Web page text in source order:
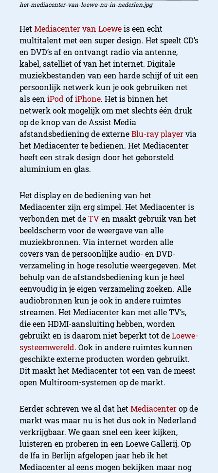
het-mediacenter-van-loewe-nu-in-nederlan.jpg
HetMediacenter van Loeweis een echt
multitalent met een super design. Het speelt CD’s
en DVD’s af en ontvangt radio via antenne,
kabel, satelliet of van het internet. Digitale
muziekbestanden van een harde schijf of uit een
persoonlijk netwerk kun je ook gebruiken net
als een iPod ofiPhone. Het is binnen het
netwerk ook mogelijk om met slechts één druk
op de knop van de Assist Media
afstandsbediening de externeBlu-ray playervia
het Mediacenter te bedienen. Het Mediacenter
heeft een strak design door het geborsteld
aluminium en glas.
Het display en de bediening van het
Mediacenter zijn erg simpel. Het Mediacenter is
verbonden met deTVen maakt gebruik van het
beeldscherm voor de weergave van alle
muziekbronnen. Via internet worden alle
covers van de persoonlijke audio- en DVD-
verzameling in hoge resolutie weergegeven. Met
behulp van de afstandsbediening kun je heel
eenvoudig in je eigen verzameling zoeken. Alle
audiobronnen kun je ook in andere ruimtes
streamen. Het Mediacenter kan met alle TV’s,
die een HDMI-aansluiting hebben, worden
gebruikt en is daarom niet beperkt tot deLoewe-
systeemwereld. Ook in andere ruimtes kunnen
geschikte externe producten worden gebruikt.
Dit maakt het Mediacenter tot een van de meest
open Multiroom-systemen op de markt.
Eerder schreven we al dat hetMediacenterop de
markt was maar nu is het dus ook in Nederland
verkrijgbaar. We gaan snel een keer kijken,
luisteren en proberen in een Loewe Gallerij. Op
de Ifa in Berlijn afgelopen jaar heb ik het
Mediacenter al eens mogen bekijken maar nog